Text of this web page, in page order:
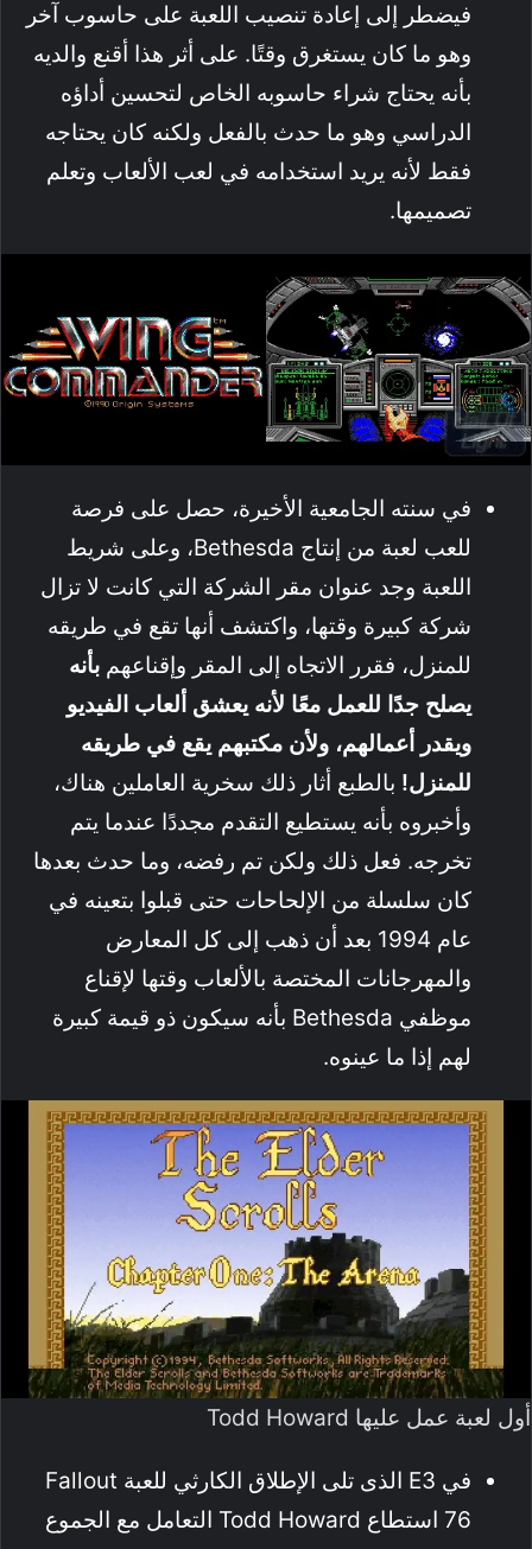
فيضطر إلى إعادة تنصيب اللعبة على حاسوب آخر
وهو ما كان يستغرق وقتًا. على أثر هذا أقنع والديه
بأنه يحتاج شراء حاسوبه الخاص لتحسين أداؤه
الدراسي وهو ما حدث بالفعل ولكنه كان يحتاجه
فقط لأنه يريد استخدامه في لعب الألعاب وتعلم
تصميمها.
في سنته الجامعية الأخيرة، حصل على فرصة
للعب لعبة من إنتاج Bethesda، وعلى شريط
اللعبة وجد عنوان مقر الشركة التي كانت لا تزال
شركة كبيرة وقتها، واكتشف أنها تقع في طريقه
للمنزل، فقرر الاتجاه إلى المقر وإقناعهم بأنه
يصلح جدًا للعمل معًا لأنه يعشق ألعاب الفيديو
ويقدر أعمالهم، ولأن مكتبهم يقع في طريقه
للمنزل! بالطبع أثار ذلك سخرية العاملين هناك،
وأخبروه بأنه يستطيع التقدم مجددًا عندما يتم
تخرجه. فعل ذلك ولكن تم رفضه، وما حدث بعدها
كان سلسلة من الإلحاحات حتى قبلوا بتعينه في
عام 1994 بعد أن ذهب إلى كل المعارض
والمهرجانات المختصة بالألعاب وقتها لإقناع
موظفي Bethesda بأنه سيكون ذو قيمة كبيرة
لهم إذا ما عينوه.
أول لعبة عمل عليها Todd Howard
في E3 الذى تلى الإطلاق الكارثي للعبة Fallout
76 استطاع Todd Howard التعامل مع الجموع